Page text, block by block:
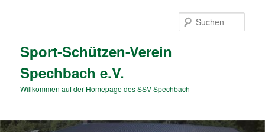
Sport-Schützen-Verein
Spechbach e.V.
Willkommen auf der Homepage des SSV Spechbach